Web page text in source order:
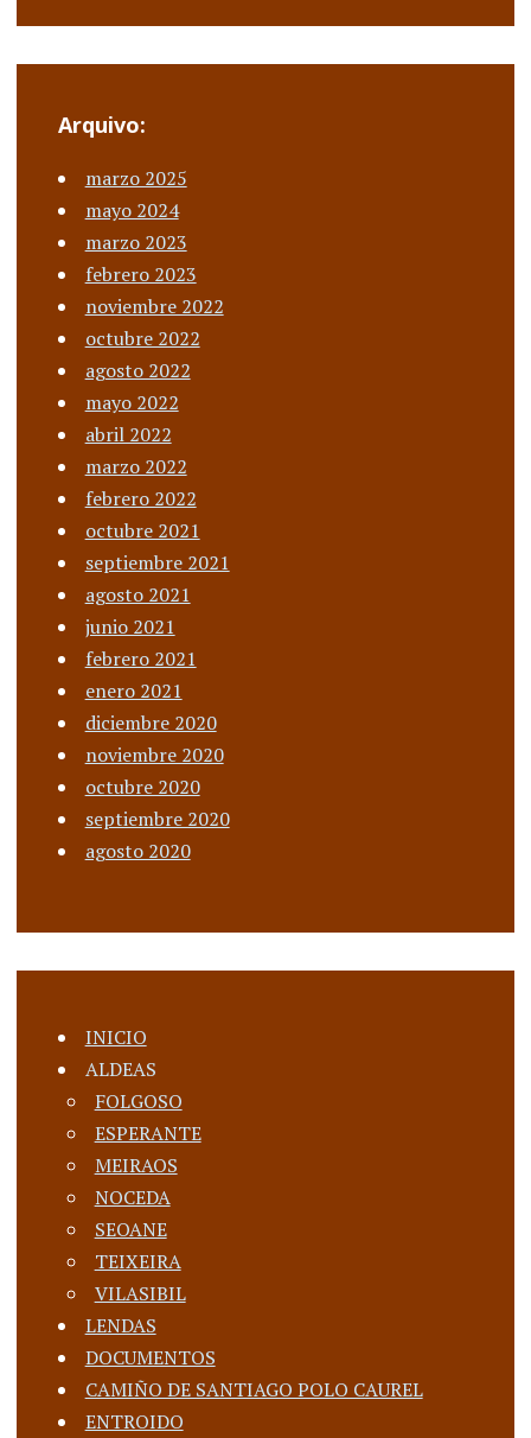
Arquivo:
marzo 2025
mayo 2024
marzo 2023
febrero 2023
noviembre 2022
octubre 2022
agosto 2022
mayo 2022
abril 2022
marzo 2022
febrero 2022
octubre 2021
septiembre 2021
agosto 2021
junio 2021
febrero 2021
enero 2021
diciembre 2020
noviembre 2020
octubre 2020
septiembre 2020
agosto 2020
INICIO
ALDEAS
FOLGOSO
ESPERANTE
MEIRAOS
NOCEDA
SEOANE
TEIXEIRA
VILASIBIL
LENDAS
DOCUMENTOS
CAMIÑO DE SANTIAGO POLO CAUREL
ENTROIDO